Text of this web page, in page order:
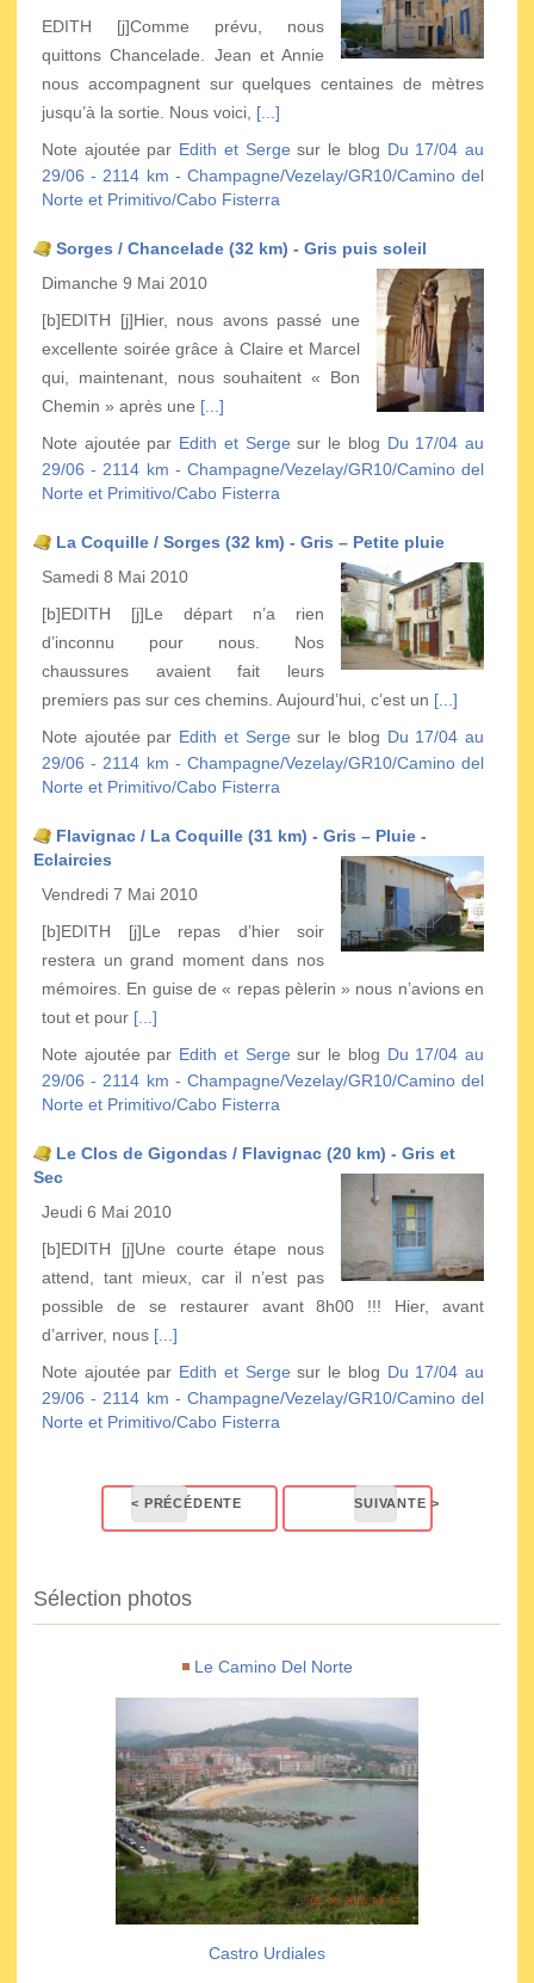
EDITH [j]Comme prévu, nous
quittons Chancelade. Jean et Annie
nous accompagnent sur quelques centaines de mètres
jusqu’à la sortie. Nous voici, [...]
Note ajoutée par Edith et Serge sur le blog Du 17/04 au
29/06 - 2114 km - Champagne/Vezelay/GR10/Camino del
Norte et Primitivo/Cabo Fisterra
Sorges / Chancelade (32 km) - Gris puis soleil
Dimanche 9 Mai 2010
[b]EDITH [j]Hier, nous avons passé une
excellente soirée grâce à Claire et Marcel
qui, maintenant, nous souhaitent « Bon
Chemin » après une [...]
Note ajoutée par Edith et Serge sur le blog Du 17/04 au
29/06 - 2114 km - Champagne/Vezelay/GR10/Camino del
Norte et Primitivo/Cabo Fisterra
La Coquille / Sorges (32 km) - Gris – Petite pluie
Samedi 8 Mai 2010
[b]EDITH [j]Le départ n’a rien
d’inconnu pour nous. Nos
chaussures avaient fait leurs
premiers pas sur ces chemins. Aujourd’hui, c’est un [...]
Note ajoutée par Edith et Serge sur le blog Du 17/04 au
29/06 - 2114 km - Champagne/Vezelay/GR10/Camino del
Norte et Primitivo/Cabo Fisterra
Flavignac / La Coquille (31 km) - Gris – Pluie -
Eclaircies
Vendredi 7 Mai 2010
[b]EDITH [j]Le repas d’hier soir
restera un grand moment dans nos
mémoires. En guise de « repas pèlerin » nous n’avions en
tout et pour [...]
Note ajoutée par Edith et Serge sur le blog Du 17/04 au
29/06 - 2114 km - Champagne/Vezelay/GR10/Camino del
Norte et Primitivo/Cabo Fisterra
Le Clos de Gigondas / Flavignac (20 km) - Gris et
Sec
Jeudi 6 Mai 2010
[b]EDITH [j]Une courte étape nous
attend, tant mieux, car il n’est pas
possible de se restaurer avant 8h00 !!! Hier, avant
d’arriver, nous [...]
Note ajoutée par Edith et Serge sur le blog Du 17/04 au
29/06 - 2114 km - Champagne/Vezelay/GR10/Camino del
Norte et Primitivo/Cabo Fisterra
Sélection photos
Le Camino Del Norte
Castro Urdiales